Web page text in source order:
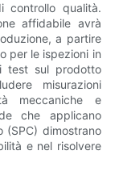
controllo qualità.
affidabile avrà
a partire
per le ispezioni in
test sul prodotto
misurazioni
meccaniche e
che applicano
dimostrano
e nel risolvere